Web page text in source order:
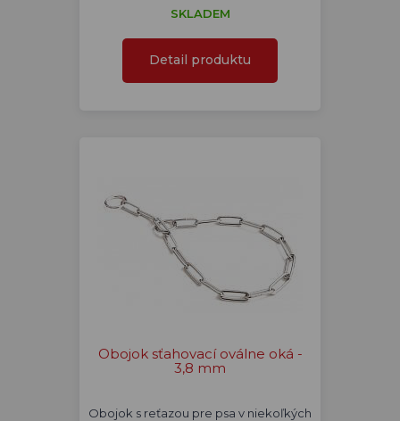
SKLADEM
Detail produktu
Obojok sťahovací oválne oká -
3,8 mm
Obojok s reťazou pre psa v niekoľkých